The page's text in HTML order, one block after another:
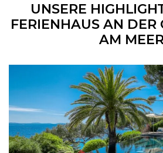
UNSERE
FERIENHAUS AN DER
AM